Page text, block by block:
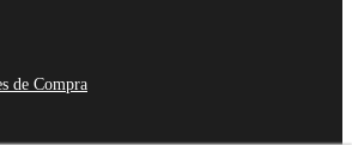
de Compra